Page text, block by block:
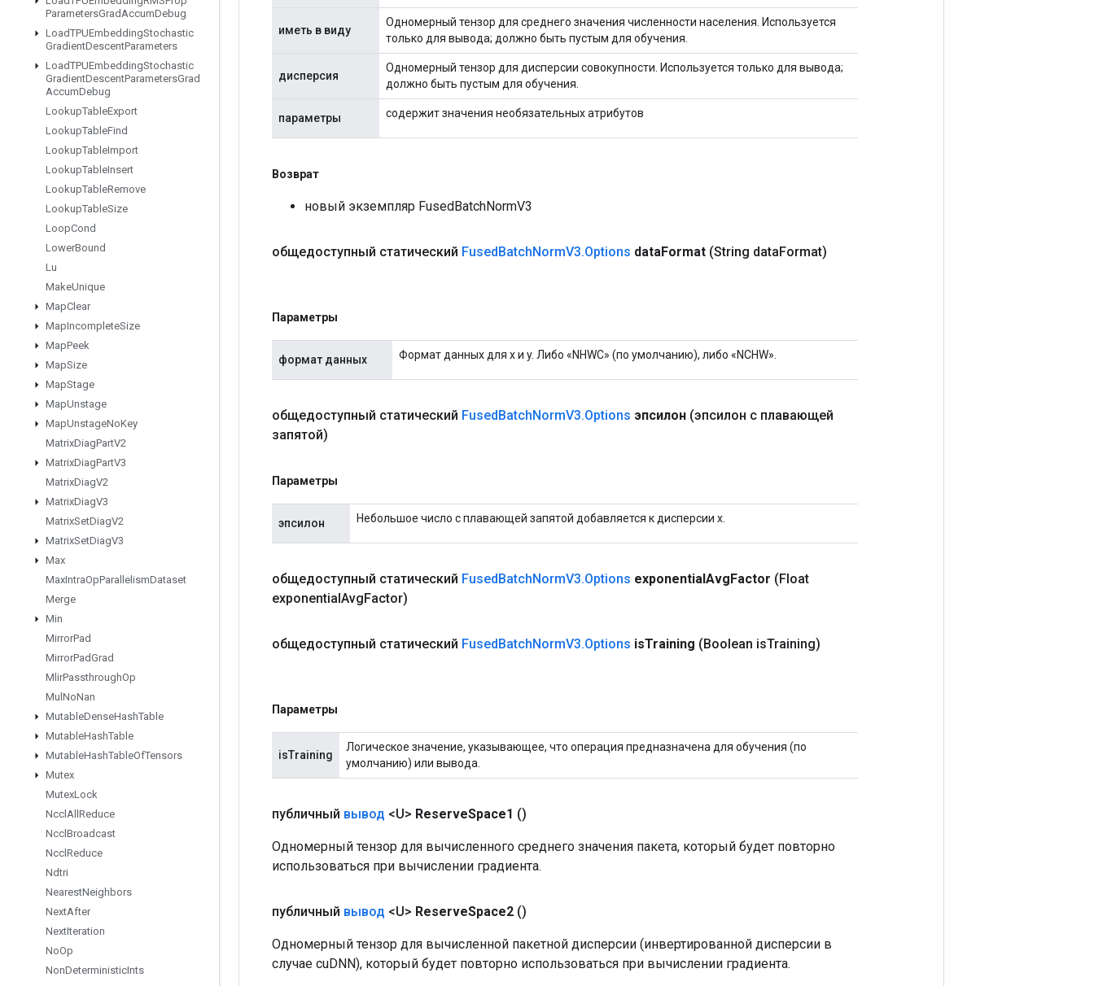
ParametersGradAccumDebug
LoadTPUEmbeddingStochastic
GradientDescentParameters
LoadTPUEmbeddingStochastic
GradientDescentParametersGrad
AccumDebug
LookupTableExport
LookupTableFind
LookupTableImport
LookupTableInsert
LookupTableRemove
LookupTableSize
LoopCond
LowerBound
Lu
MakeUnique
MapClear
MapIncompleteSize
MapPeek
MapSize
MapStage
MapUnstage
MapUnstageNoKey
MatrixDiagPartV2
MatrixDiagPartV3
MatrixDiagV2
MatrixDiagV3
MatrixSetDiagV2
MatrixSetDiagV3
Max
MaxIntraOpParallelismDataset
Merge
Min
MirrorPad
MirrorPadGrad
MlirPassthroughOp
Mul NoNan
MutableDenseHashTable
MutableHashTable
MutableHashTableOfTensors
Mutex
MutexLock
Nccl All Reduce
Nccl Broadcast
Nccl Reduce
Ndtri
NearestNeighbors
NextAfter
NextIteration
NoOp
NonDeterministicInts
иметь в виду
Одномерный тензор для среднего значения численности населения. Используется
только для вывода; должно быть пустым для обучения.
дисперсия
Одномерный тензор для дисперсии совокупности. Используется только для вывода;
должно быть пустым для обучения.
параметры содержит значения необязательных атрибутов
Возврат
новый экземпляр FusedBatchNormV3
общедоступный статический FusedBatchNormV3.Options dataFormat (String dataFormat)
Параметры
формат данных Формат данных для x и y. Либо «NHWC» (по умолчанию), либо «NCHW».
общедоступный статический FusedBatchNormV3.Options эпсилон (эпсилон с плавающей
запятой)
Параметры
эпсилон Небольшое число с плавающей запятой добавляется к дисперсии x.
общедоступный статический FusedBatchNormV3.Options exponentialAvgFactor (Float
exponentialAvgFactor)
общедоступный статический FusedBatchNormV3.Options isTraining (Boolean isTraining)
Параметры
isTraining
Логическое значение, указывающее, что операция предназначена для обучения (по
умолчанию) или вывода.
публичный вывод <U> ReserveSpace1 ()
Одномерный тензор для вычисленного среднего значения пакета, который будет повторно
использоваться при вычислении градиента.
публичный вывод <U> ReserveSpace2 ()
Одномерный тензор для вычисленной пакетной дисперсии (инвертированной дисперсии в
случае cuDNN), который будет повторно использоваться при вычислении градиента.